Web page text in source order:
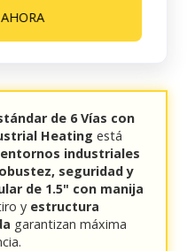
de 6 Vías con
Heating está
industriales
seguridad y
de 1.5" con manija
y estructura
garantizan máxima